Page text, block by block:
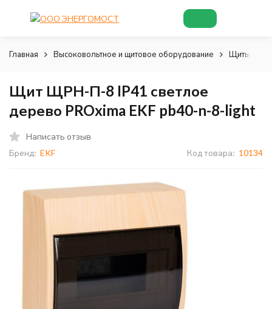
Главная Высоковольтное и щитовое оборудование Щиты и
Щит ЩРН-П-8 IP41 светлое
дерево PROxima EKF pb40-n-8-light
Написать отзыв
Бренд: EKF Код товара: 10134